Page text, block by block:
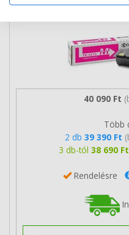
40 090 Ft
Több
2 db 39 390 Ft
3 db-tól 38 690 Ft
Rendelésre